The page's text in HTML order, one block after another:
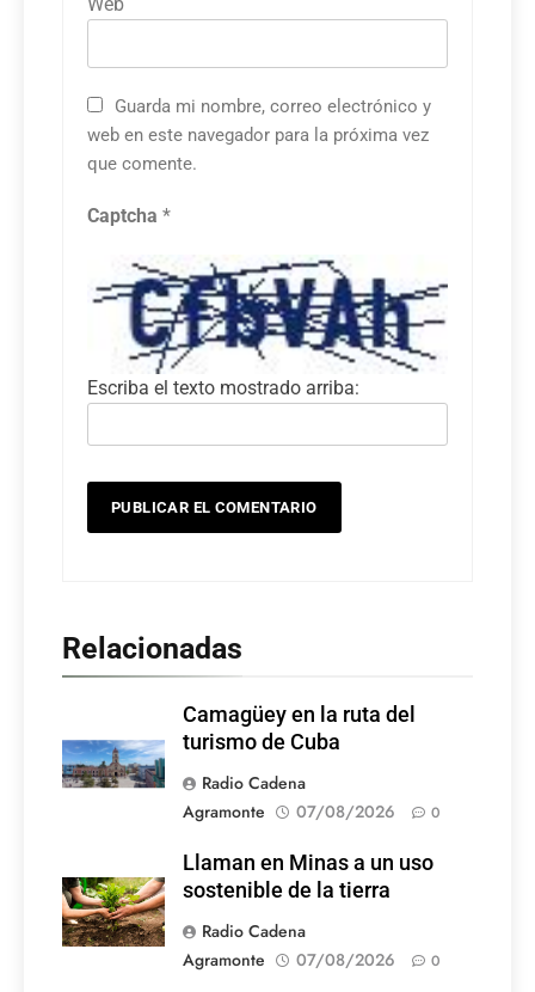
Guarda mi nombre, correo electrónico y
web en este navegador para la próxima vez
que comente.
Captcha *
Escriba el texto mostrado arriba:
Relacionadas
Camagüey en la ruta del
turismo de Cuba
Radio Cadena
Agramonte
07/08/2026 0
Llaman en Minas a un uso
sostenible de la tierra
Radio Cadena
Agramonte
07/08/2026 0